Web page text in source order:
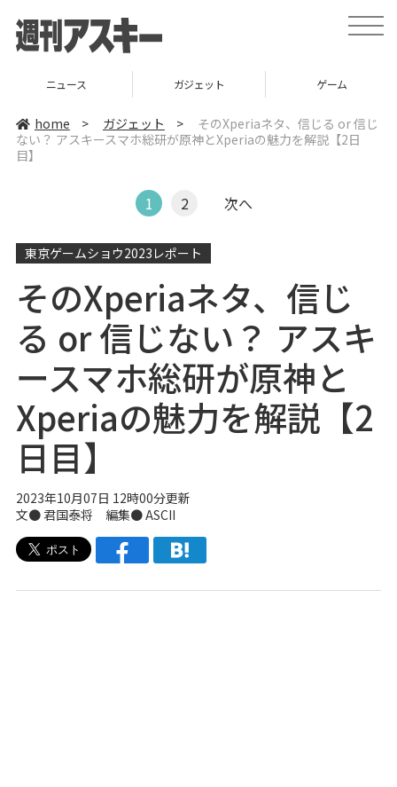
t
o
v
ニュース ガジェット ゲーム
home > ガジェット >
そのXperiaネタ、信じる or 信じ
ない？ アスキースマホ総研が原神とXperiaの魅力を解説【2日
目】
1 2 次へ
東京ゲームショウ2023レポート
そのXperiaネタ、信じ
る or 信じない？ アスキ
ースマホ総研が原神と
Xperiaの魅力を解説【2
日目】
2023年10月07日 12時00分更新
文● 君国泰将 編集● ASCII